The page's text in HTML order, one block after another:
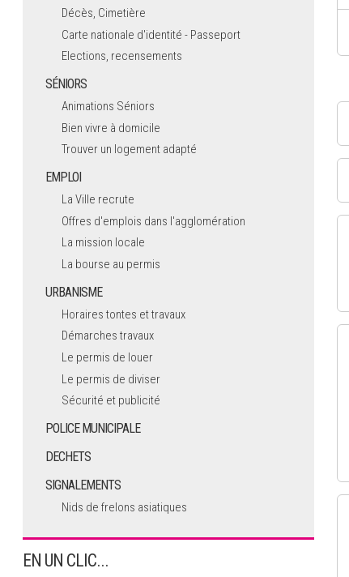
Décès, Cimetière
Carte nationale d'identité - Passeport
Elections, recensements
SÉNIORS
Animations Séniors
Bien vivre à domicile
Trouver un logement adapté
EMPLOI
La Ville recrute
Offres d'emplois dans l'agglomération
La mission locale
La bourse au permis
URBANISME
Horaires tontes et travaux
Démarches travaux
Le permis de louer
Le permis de diviser
Sécurité et publicité
POLICE MUNICIPALE
DECHETS
SIGNALEMENTS
Nids de frelons asiatiques
EN UN CLIC...